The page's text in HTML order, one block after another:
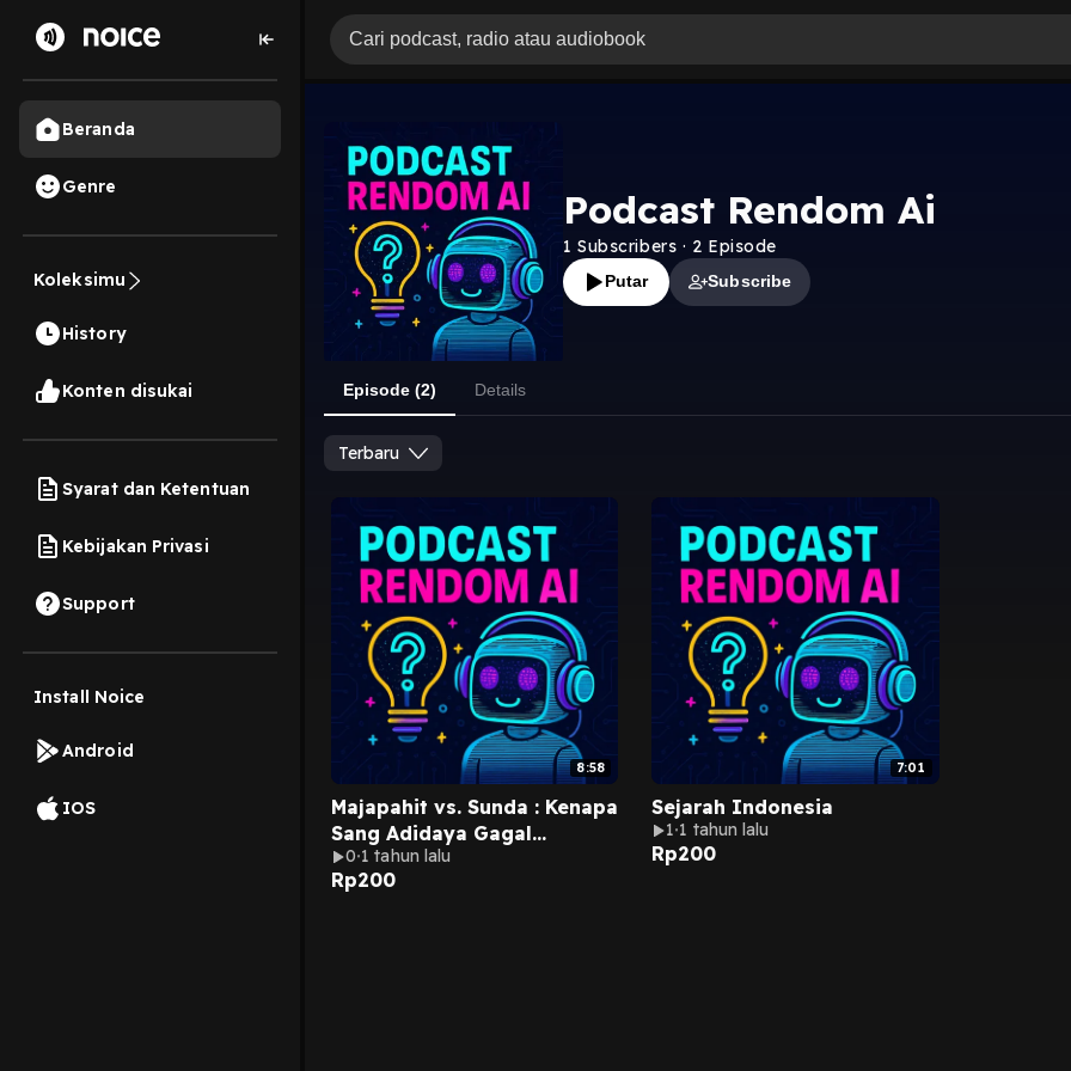
Beranda
Genre
Koleksimu
History
Konten disukai
Syarat dan Ketentuan
Kebijakan Privasi
Support
Install Noice
Android
IOS
Podcast Rendom Ai
1 Subscribers · 2 Episode
Putar Subscribe
Episode (2) Details
Terbaru
8:58
Majapahit vs. Sunda : Kenapa
Sang Adidaya Gagal
Menaklukkan Tanah
Pasundan
0 1 tahun lalu
Rp200
7:01
Sejarah Indonesia
1 1 tahun lalu
Rp200